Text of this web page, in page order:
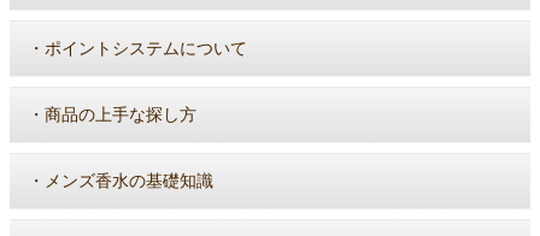
・ ポイントシステムについて
・ 商品の上手な探し方
・ メンズ香水の基礎知識